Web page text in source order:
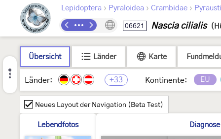
Lepidoptera › Pyraloidea › Crambidae ›
06621 Nascia cilialis
Übersicht Länder Karte
Länder: +33 Kontinente: EU
Neues Layout der Navigation (Beta Test)
Lebendfotos Diagnose